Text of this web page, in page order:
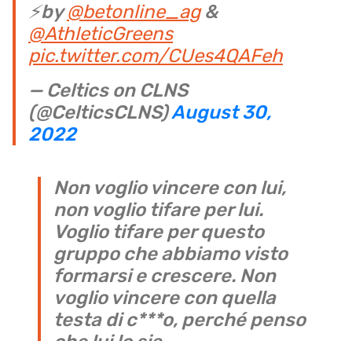
⚡️by@betonline_ag&
@AthleticGreens
pic.twitter.com/CUes4QAFeh
— Celtics on CLNS
(@CelticsCLNS)August 30,
2022
Non voglio vincere con lui,
non voglio tifare per lui.
Voglio tifare per questo
gruppo che abbiamo visto
formarsi e crescere. Non
voglio vincere con quella
testa di c***o, perché penso